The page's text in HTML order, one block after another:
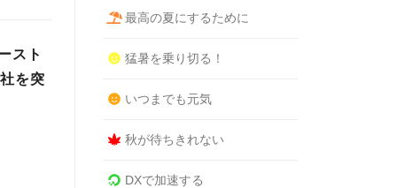
スト
を突
最高の夏にするために
猛暑を乗り切る！
いつまでも元気
秋が待ちきれない
DXで加速する